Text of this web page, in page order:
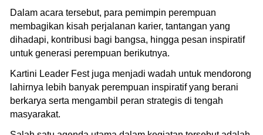
Dalam acara tersebut, para pemimpin perempuan
membagikan kisah perjalanan karier, tantangan yang
dihadapi, kontribusi bagi bangsa, hingga pesan inspiratif
untuk generasi perempuan berikutnya.
Kartini Leader Fest juga menjadi wadah untuk mendorong
lahirnya lebih banyak perempuan inspiratif yang berani
berkarya serta mengambil peran strategis di tengah
masyarakat.